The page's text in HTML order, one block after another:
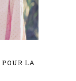
LA